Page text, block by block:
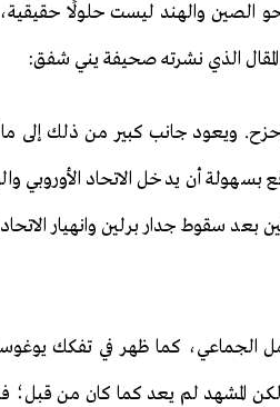
الصين والهند ليست حلولًا
الذي نشرته صحيفة يني شفق:
ويعود جانب كبير من ذلك إلى
أن يدخل الاتحاد الأوروبي
بعد سقوط جدار برلين وانهيار
الجماعي، كما ظهر في تفكك
أحداث 11 سبتمبر. لكن المشهد لم يعد كما